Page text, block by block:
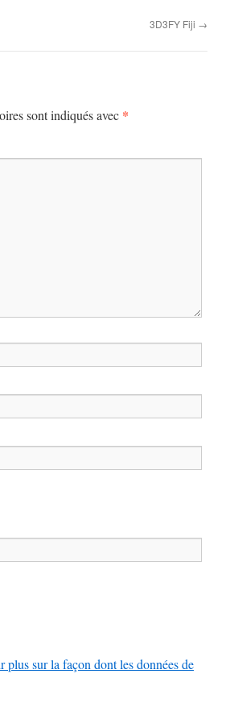
3D3FY Fiji →
sont indiqués avec *
plus sur la façon dont les données de